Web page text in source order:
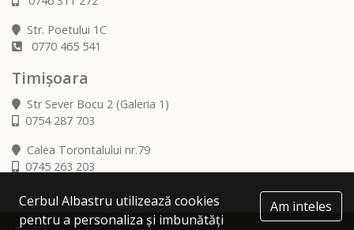
Str. Poetului 1C
0770 465 541
Timișoara
Str Sever Bocu 2 (Galeria 1)
0754 287 703
Calea Torontalului nr.79
0745 263 203
Am inteles
Cerbul Albastru utilizează cookies
pentru a personaliza și imbunătăți